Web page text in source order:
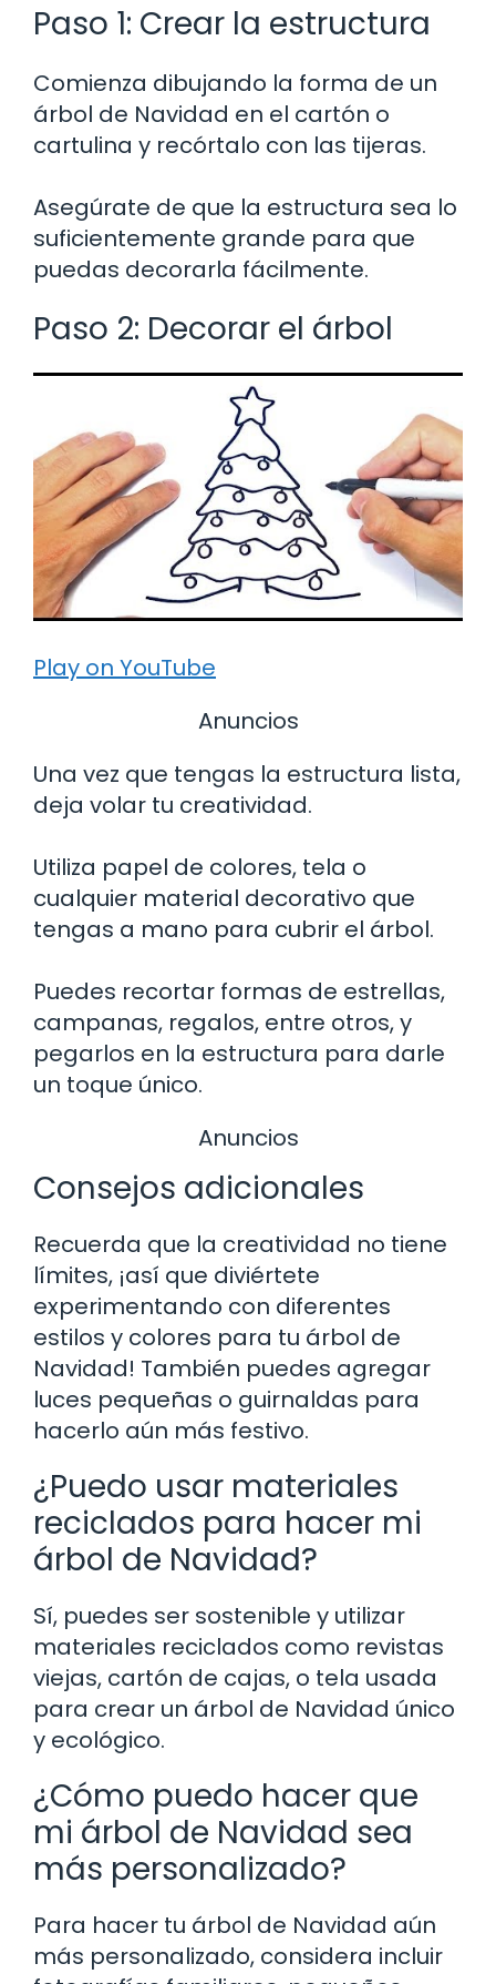
Paso 1: Crear la estructura
Comienza dibujando la forma de un
árbol de Navidad en el cartón o
cartulina y recórtalo con las tijeras.
Asegúrate de que la estructura sea lo
suficientemente grande para que
puedas decorarla fácilmente.
Paso 2: Decorar el árbol
Play on YouTube
Anuncios
Una vez que tengas la estructura lista,
deja volar tu creatividad.
Utiliza papel de colores, tela o
cualquier material decorativo que
tengas a mano para cubrir el árbol.
Puedes recortar formas de estrellas,
campanas, regalos, entre otros, y
pegarlos en la estructura para darle
un toque único.
Anuncios
Consejos adicionales
Recuerda que la creatividad no tiene
límites, ¡así que diviértete
experimentando con diferentes
estilos y colores para tu árbol de
Navidad! También puedes agregar
luces pequeñas o guirnaldas para
hacerlo aún más festivo.
¿Puedo usar materiales
reciclados para hacer mi
árbol de Navidad?
Sí, puedes ser sostenible y utilizar
materiales reciclados como revistas
viejas, cartón de cajas, o tela usada
para crear un árbol de Navidad único
y ecológico.
¿Cómo puedo hacer que
mi árbol de Navidad sea
más personalizado?
Para hacer tu árbol de Navidad aún
más personalizado, considera incluir